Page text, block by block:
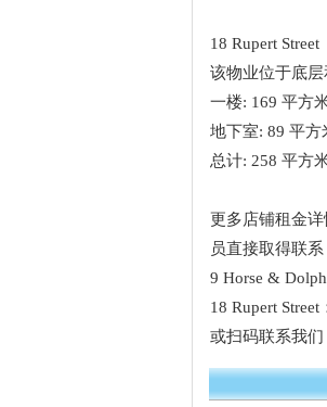
18 Rupert Street
该物业位于底
一楼: 169 平方
地下室: 89 平方
总计: 258 平方
更多店铺租金
员直接取得联系
9 Horse &
18 Rupert Street
或扫码联系我